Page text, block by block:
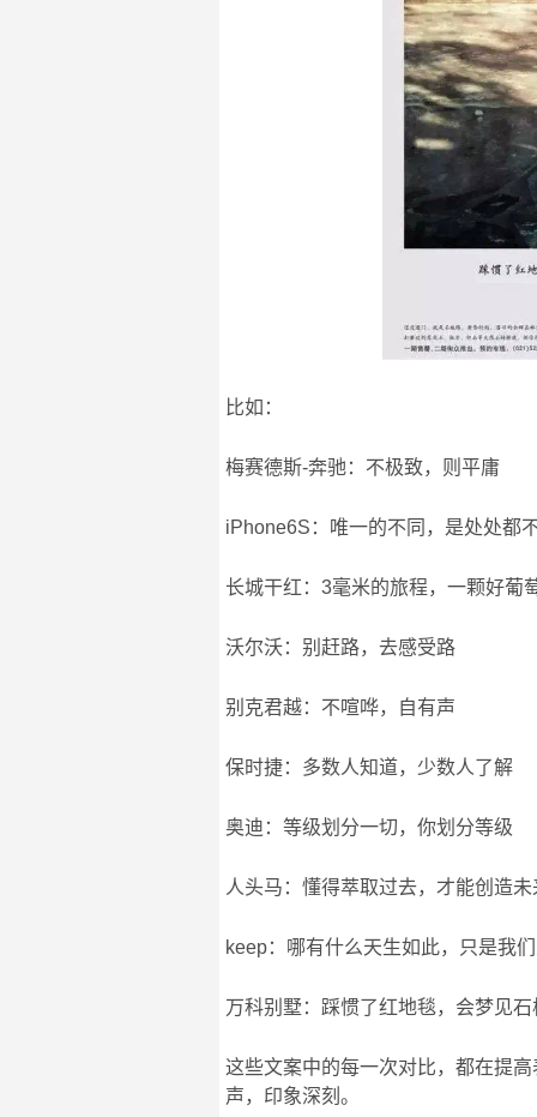
比如：
梅赛德斯-奔驰：不极致，则平庸
iPhone6S：唯一的不同，是处处都
长城干红：3毫米的旅程，一颗好葡
沃尔沃：别赶路，去感受路
别克君越：不喧哗，自有声
保时捷：多数人知道，少数人了解
奥迪：等级划分一切，你划分等级
人头马：懂得萃取过去，才能创造未
keep：哪有什么天生如此，只是我
万科别墅：踩惯了红地毯，会梦见石
这些文案中的每一次对比，都在提
声，印象深刻。